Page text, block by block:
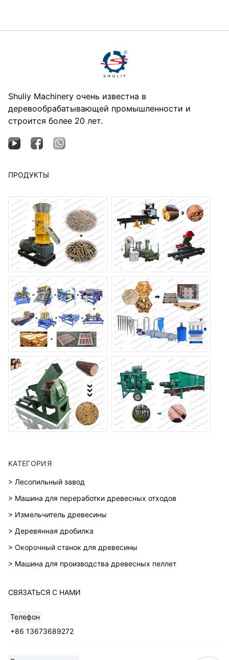
Shuliy Machinery очень известна в
деревообрабатывающей промышленности и
строится более 20 лет.
ПРОДУКТЫ
КАТЕГОРИЯ
> Лесопильный завод
> Машина для переработки древесных отходов
> Измельчитель древесины
> Деревянная дробилка
> Окорочный станок для древесины
> Машина для производства древесных пеллет
СВЯЗАТЬСЯ С НАМИ
Телефон
+86 13673689272